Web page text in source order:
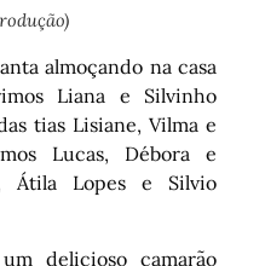
almoçando na casa
Liana e Silvinho
tias Lisiane, Vilma e
Lucas, Débora e
Átila Lopes e Silvio
delicioso camarão